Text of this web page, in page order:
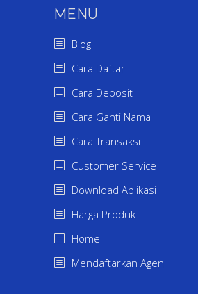
MENU
Blog
Cara Daftar
Cara Deposit
Cara Ganti Nama
Cara Transaksi
Customer Service
Download Aplikasi
Harga Produk
Home
Mendaftarkan Agen